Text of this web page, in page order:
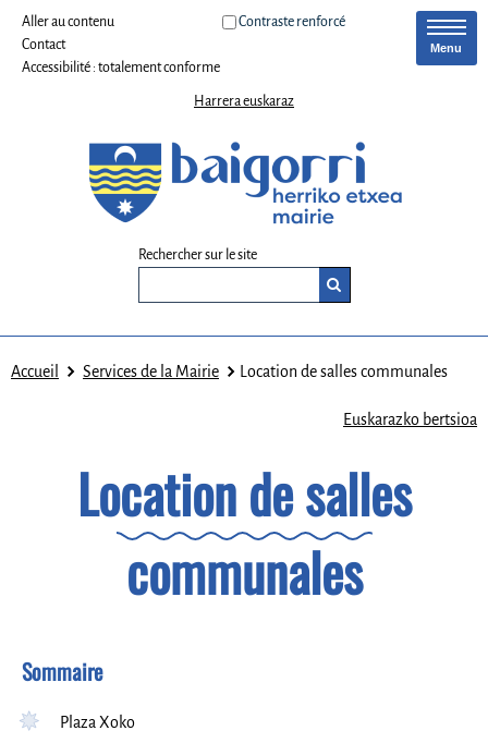
Aller au contenu
Contact
Accessibilité : totalement conforme
Contraste renforcé
Harrera euskaraz
Rechercher sur le site
Menu
Accueil Services de la Mairie Location de salles communales
Euskarazko bertsioa
Location de salles
communales
Sommaire
Plaza Xoko